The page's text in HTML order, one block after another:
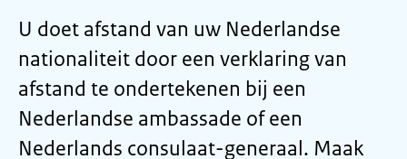
U doet afstand van uw Nederlandse
nationaliteit door een verklaring van
afstand te ondertekenen bij een
Nederlandse ambassade of een
Nederlands consulaat-generaal. Maak